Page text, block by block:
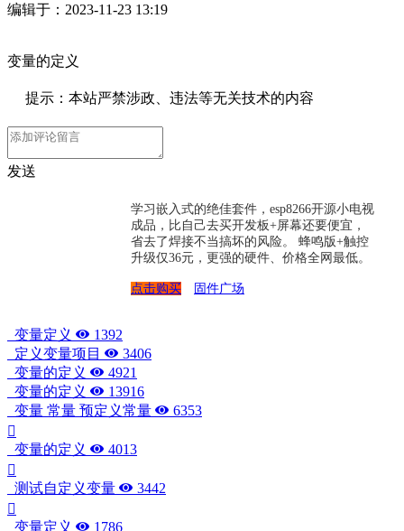
编辑于：2023-11-23 13:19
变量的定义
提示：本站严禁涉政、违法等无关技术的内容
发送
学习嵌入式的绝佳套件，esp8266开源小电视
成品，比自己去买开发板+屏幕还要便宜，
省去了焊接不当搞坏的风险。 蜂鸣版+触控
升级仅36元，更强的硬件、价格全网最低。
点击购买 固件广场
变量定义
1392
定义变量项目
3406
变量的定义
4921
变量的定义
13916
变量 常量 预定义常量
6353
变量的定义 4013
测试自定义变量 3442
变量定义 1786